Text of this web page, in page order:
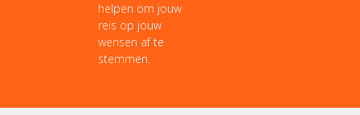
helpen om jouw
reis op jouw
wensen af te
stemmen.